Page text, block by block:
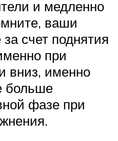
и медленно
ваши
счет поднятия
при
вниз, именно
больше
фазе при